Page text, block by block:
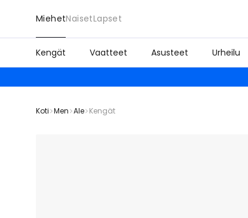
MiehetNaisetLapset
Kengät Vaatteet Asusteet Urheilu
Koti Men Ale Kengät